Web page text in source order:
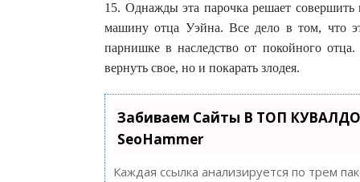
15. Однажды эта парочка решает совершить
машину отца Уэйна. Все дело в том, что
парнишке в наследство от покойного
вернуть свое, но и покарать злодея.
Забиваем Сайты В ТОП
SeoHammer
Каждая ссылка анализируется по трем